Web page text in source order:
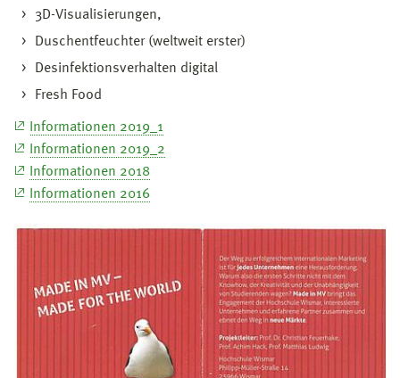
3D-Visualisierungen,
Duschentfeuchter (weltweit erster)
Desinfektionsverhalten digital
Fresh Food
Informationen 2019_1
Informationen 2019_2
Informationen 2018
Informationen 2016